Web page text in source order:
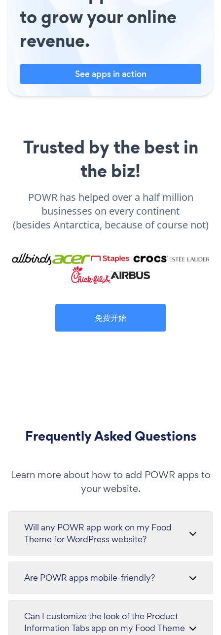
to grow your online
revenue.
See apps in action
Trusted by the best in
the biz!
POWR has helped over a half million
businesses on every continent
(besides Antarctica, because of course not)
免费开始
Frequently Asked Questions
Learn more about how to add POWR apps to
your website.
Will any POWR app work on my Food
Theme for WordPress website?
Are POWR apps mobile-friendly?
Can I customize the look of the Product
Information Tabs app on my Food Theme